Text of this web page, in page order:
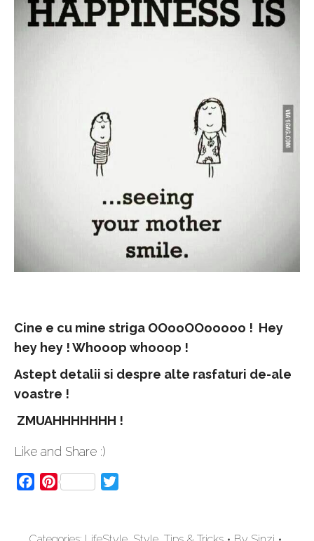
Cine e cu mine striga OOooOOooooo ! Hey
hey hey ! Whooop whooop !
Astept detalii si despre alte rasfaturi de-ale
voastre !
ZMUAHHHHHHH !
Like and Share :)
FacebookPinterest